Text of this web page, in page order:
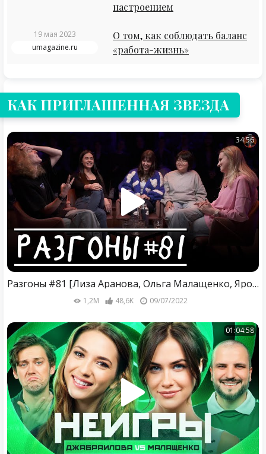
настроением
19 мая 2023
umagazine.ru
О том, как соблюдать баланс
«работа-жизнь»
КАК ПРИГЛАШЕННАЯ ЗВЕЗДА
34:56
Разгоны #81 [Лиза Аранова, Ольга Малащенко, Ярослава Тринадцатко, Туяна Хоровиц, Вера Котельникова]
1,2M 48,6K 09/07/2022
01:04:58